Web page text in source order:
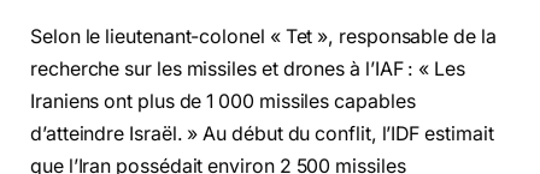
Selon le lieutenant-colonel « Tet », responsable de la
recherche sur les missiles et drones à l’IAF : « Les
Iraniens ont plus de 1 000 missiles capables
d’atteindre Israël. » Au début du conflit, l’IDF estimait
que l’Iran possédait environ 2 500 missiles